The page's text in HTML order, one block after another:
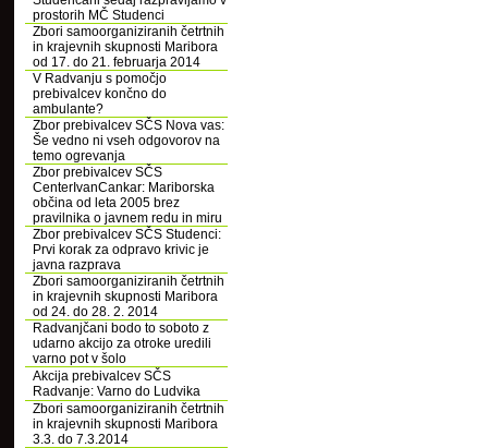
prostorih MČ Studenci
Zbori samoorganiziranih četrtnih
in krajevnih skupnosti Maribora
od 17. do 21. februarja 2014
V Radvanju s pomočjo
prebivalcev končno do
ambulante?
Zbor prebivalcev SČS Nova vas:
Še vedno ni vseh odgovorov na
temo ogrevanja
Zbor prebivalcev SČS
CenterIvanCankar: Mariborska
občina od leta 2005 brez
pravilnika o javnem redu in miru
Zbor prebivalcev SČS Studenci:
Prvi korak za odpravo krivic je
javna razprava
Zbori samoorganiziranih četrtnih
in krajevnih skupnosti Maribora
od 24. do 28. 2. 2014
Radvanjčani bodo to soboto z
udarno akcijo za otroke uredili
varno pot v šolo
Akcija prebivalcev SČS
Radvanje: Varno do Ludvika
Zbori samoorganiziranih četrtnih
in krajevnih skupnosti Maribora
3.3. do 7.3.2014